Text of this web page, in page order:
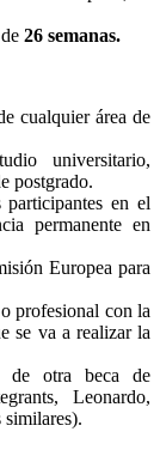
26 semanas.
cualquier área de
universitario,
postgrado.
en el
permanente en
Europea para
profesional con la
se va a realizar la
de otra beca de
Leonardo,
similares).